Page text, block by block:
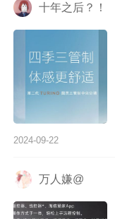
十年之后？！
2024-09-22
万人嫌@